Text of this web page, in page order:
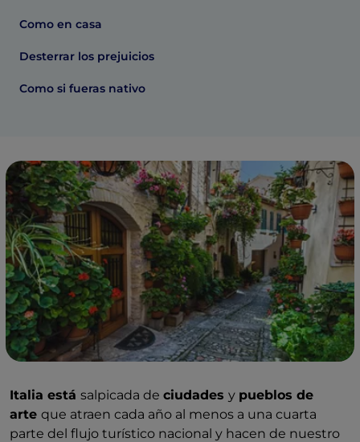
Como en casa
Desterrar los prejuicios
Como si fueras nativo
Italia está salpicada de ciudades y pueblos de
arte que atraen cada año al menos a una cuarta
parte del flujo turístico nacional y hacen de nuestro